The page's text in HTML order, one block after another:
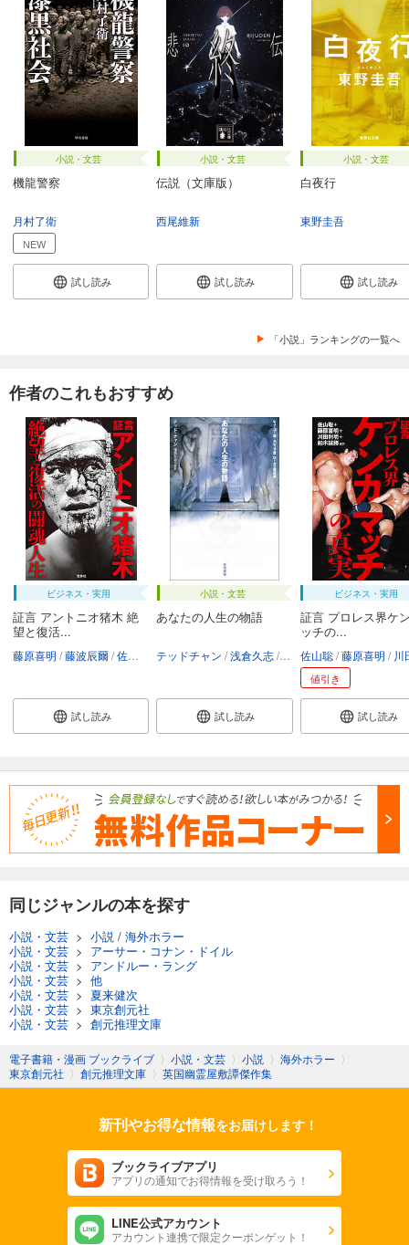
小説・文芸
機龍警察
月村了衛
NEW
試し読み
小説・文芸
伝説（文庫版）
西尾維新
試し読み
小説・文芸
白夜行
東野圭吾
試し読み
「小説」ランキングの一覧へ
作者のこれもおすすめ
ビジネス・実用
証言 アントニオ猪木 絶
望と復活...
藤原喜明 藤波辰爾 佐山聡 猪木啓介 他
試し読み
小説・文芸
あなたの人生の物語
テッドチャン 浅倉久志
試し読み
ビジネス・実用
証言 プロレス界ケ
ッチの...
佐山聡 藤原喜明 川田
値引き
試し読み
同じジャンルの本を探す
小説・文芸 > 小説 / 海外ホラー
小説・文芸 > アーサー・コナン・ドイル
小説・文芸 > アンドルー・ラング
小説・文芸 > 他
小説・文芸 > 夏来健次
小説・文芸 > 東京創元社
小説・文芸 > 創元推理文庫
電子書籍・漫画 ブックライブ 〉 小説・文芸 〉 小説 〉 海外ホラー 〉
東京創元社 〉 創元推理文庫 〉 英国幽霊屋敷譚傑作集
新刊やお得な情報をお届けします！
ブックライブアプリ
アプリの通知でお得情報を受け取ろう！
LINE公式アカウント
アカウント連携で限定クーポンゲット！